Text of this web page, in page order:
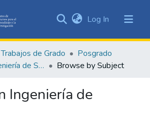
&
Collections
Log In (current)
de Grado
Posgrado
Maestría en Ingeniería de Software
Browse by Subject
Ingeniería de